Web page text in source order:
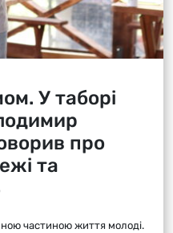
У таборі
про
та
частиною життя молоді.